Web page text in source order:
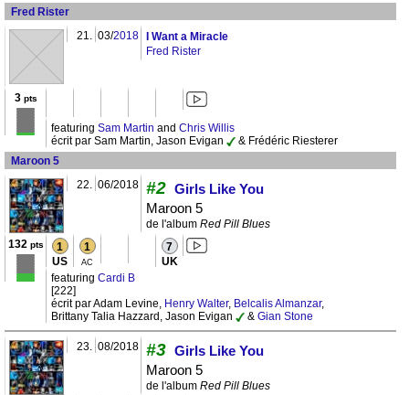
Fred Rister
21. 03/2018
I Want a Miracle
Fred Rister
3pts
featuring Sam Martin and Chris Willis
écrit par Sam Martin, Jason Evigan
& Frédéric Riesterer
Maroon 5
22. 06/2018 #2 Girls Like You
Maroon 5
de l'album Red Pill Blues
132 pts 1
US
1
AC
7
UK
featuring Cardi B
[222]
écrit par Adam Levine, Henry Walter, Belcalis Almanzar,
Brittany Talia Hazzard, Jason Evigan
& Gian Stone
23. 08/2018 #3 Girls Like You
Maroon 5
de l'album Red Pill Blues